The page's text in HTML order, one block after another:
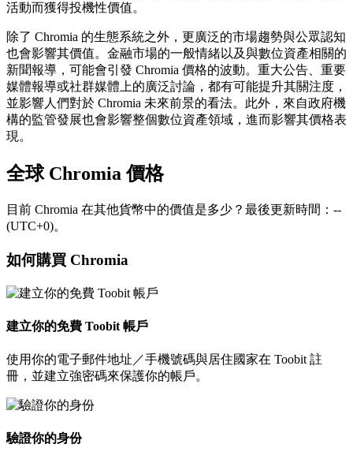
活動而獲得投機性價值。
除了 Chromia 的生態系統之外，更廣泛的市場趨勢與公眾認知
也會影響其價值。金融市場的一般情緒以及與數位資產相關的
新聞報導，可能會引發 Chromia 價格的波動。重大公告、重要
媒體報導或社群媒體上的廣泛討論，都有可能提升其關注度，
並影響人們對於 Chromia 未來前景的看法。此外，來自政府機
構的監管發展也會影響整個數位資產領域，進而影響其價格表
現。
全球 Chromia 價格
目前 Chromia 在其他貨幣中的價值是多少？最後更新時間：--
(UTC+0)。
如何購買 Chromia
建立你的免費 Toobit 帳戶
使用你的電子郵件地址／手機號碼與居住國家在 Toobit 註
冊，並建立強密碼來保護你的帳戶。
驗證你的身份